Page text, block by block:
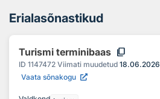
Erialasõnastikud
Turismi terminibaas content_copy
ID 1147472 Viimati muudetud 18.06.2026
Vaata sõnakogu